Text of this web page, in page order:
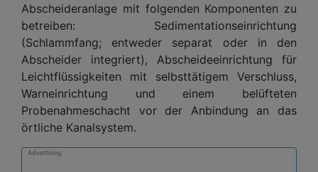
Abscheideranlage mit folgenden Komponenten zu
betreiben: Sedimentationseinrichtung
(Schlammfang; entweder separat oder in den
Abscheider integriert), Abscheideeinrichtung für
Leichtflüssigkeiten mit selbsttätigem Verschluss,
Warneinrichtung und einem belüfteten
Probenahmeschacht vor der Anbindung an das
örtliche Kanalsystem.
Advertising